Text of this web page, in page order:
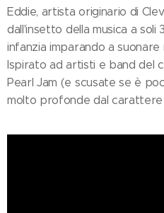
Eddie, artista originario di
dall'insetto della musica a soli
infanzia imparando a suonare
Ispirato ad artisti e band del
Pearl Jam (e scusate se è
molto profonde dal